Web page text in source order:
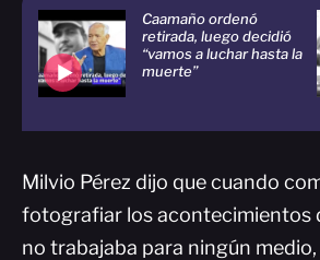
Caamaño ordenó
retirada, luego decidió
“vamos a luchar hasta la
muerte”
Milvio Pérez dijo que cuando
fotografiar los acontecimientos
no trabajaba para ningún